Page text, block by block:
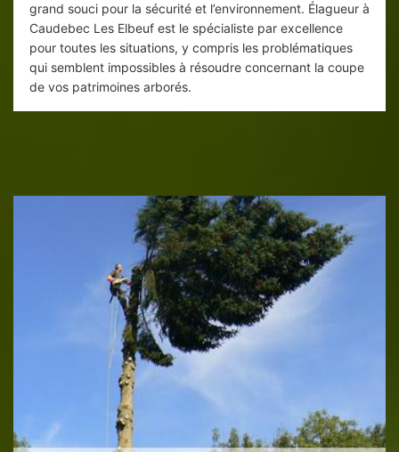
grand souci pour la sécurité et l’environnement. Élagueur à
Caudebec Les Elbeuf est le spécialiste par excellence
pour toutes les situations, y compris les problématiques
qui semblent impossibles à résoudre concernant la coupe
de vos patrimoines arborés.